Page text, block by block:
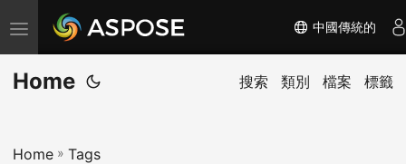
切
换
导
中國傳統的
Home 搜索 類別 檔案 標籤
Home » Tags